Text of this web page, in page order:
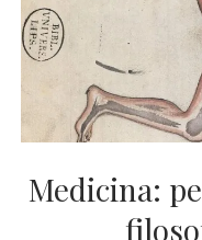
Medicina: